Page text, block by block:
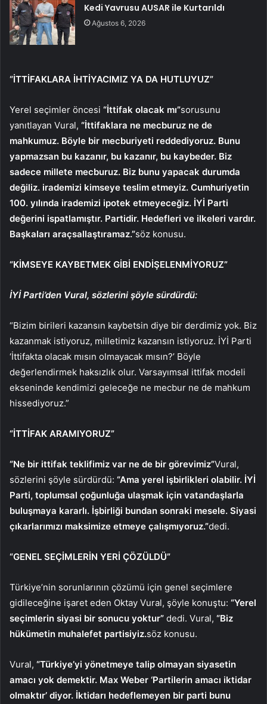
Kedi Yavrusu AUSAR ile Kurtarıldı
Ağustos 6, 2026
“İTTİFAKLARA İHTİYACIMIZ YA DA HUTLUYUZ”
Yerel seçimler öncesi “İttifak olacak mı”sorusunu
yanıtlayan Vural, “İttifaklara ne mecburuz ne de
mahkumuz. Böyle bir mecburiyeti reddediyoruz. Bunu
yapmazsan bu kazanır, bu kazanır, bu kaybeder. Biz
sadece millete mecburuz. Biz bunu yapacak durumda
değiliz. irademizi kimseye teslim etmeyiz. Cumhuriyetin
100. yılında irademizi ipotek etmeyeceğiz. İYİ Parti
değerini ispatlamıştır. Partidir. Hedefleri ve ilkeleri vardır.
Başkaları araçsallaştıramaz.”söz konusu.
“KİMSEYE KAYBETMEK GİBİ ENDİŞELENMİYORUZ”
İYİ Parti’den Vural, sözlerini şöyle sürdürdü:
“Bizim birileri kazansın kaybetsin diye bir derdimiz yok. Biz
kazanmak istiyoruz, milletimiz kazansın istiyoruz. İYİ Parti
‘İttifakta olacak mısın olmayacak mısın?’ Böyle
değerlendirmek haksızlık olur. Varsayımsal ittifak modeli
ekseninde kendimizi geleceğe ne mecbur ne de mahkum
hissediyoruz.”
“İTTİFAK ARAMIYORUZ”
“Ne bir ittifak teklifimiz var ne de bir görevimiz”Vural,
sözlerini şöyle sürdürdü: “Ama yerel işbirlikleri olabilir. İYİ
Parti, toplumsal çoğunluğa ulaşmak için vatandaşlarla
buluşmaya kararlı. İşbirliği bundan sonraki mesele. Siyasi
çıkarlarımızı maksimize etmeye çalışmıyoruz.”dedi.
“GENEL SEÇİMLERİN YERİ ÇÖZÜLDÜ”
Türkiye’nin sorunlarının çözümü için genel seçimlere
gidileceğine işaret eden Oktay Vural, şöyle konuştu: “Yerel
seçimlerin siyasi bir sonucu yoktur” dedi. Vural, “Biz
hükümetin muhalefet partisiyiz.söz konusu.
Vural, “Türkiye’yi yönetmeye talip olmayan siyasetin
amacı yok demektir. Max Weber ‘Partilerin amacı iktidar
olmaktır’ diyor. İktidarı hedeflemeyen bir parti bunu